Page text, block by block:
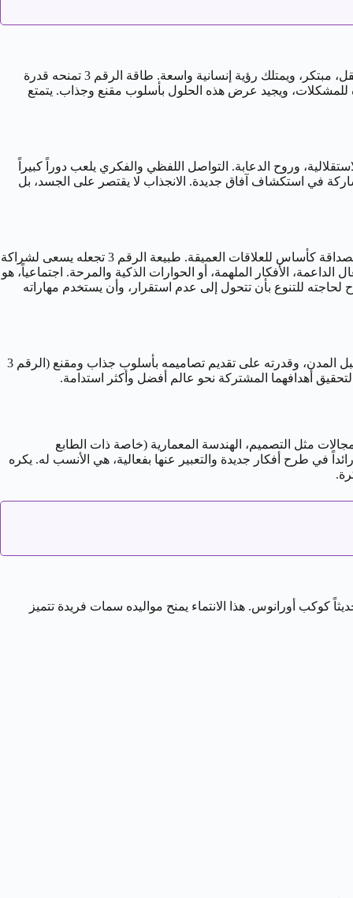
رجل 30 يناير هو شخصية تجمع بين عمق الفكر الدلوي، وجاذبية الرقم 3 الاجتماعية والتعبيرية، معززة بذكاء عطارد من عشريته. كدلو، هو مستقل، مبتكر، ويمتلك رؤية إنسانية واسعة. طاقة الرقم 3 تمنحه قدرة
للمشكلات، ويجيد عرض هذه الحلول بأسلوب مقنع وجذاب. يتمتع
والتجديد (الرقم 3). يقدر الشريكة التي تتمتع بالذكاء، الاستقلالية، وروح الدعابة. التواصل اللفظي والفكري يلعب دوراً كبيراً
في استكشاف آفاق جديدة. الانجذاب لا يقتصر على الجسد، بل
عاطفياً، رجل 30 يناير هو شريك ملهم ومخلص، ولكنه يحتاج إلى الشعور بالحرية الفكرية والتقدير لأصالته. كشخصية تحمل سمات الدلو، يقدر الصداقة كأساس للعلاقات العميقة. طبيعة الرقم 3 تجعله يسعى لشراكة
الأفكار الملهمة، أو الحوارات الذكية والمرحة. اجتماعياً، هو
لحاجته للتنوع بأن تتحول إلى عدم استقرار، وأن يستخدم مهاراته
“خالد”، المولود في 30 يناير، مهندس معماري ومصمم حضري يركز على المشاريع المستدامة والمجتمعية. أفكاره الدلوية المبتكرة حول مستقبل المدن، وقدرته على تقديم تصاميمه بأسلوب جذاب ومقنع (الرقم 3
أهدافهما المشتركة نحو عالم أفضل وأكثر استدامة.
تواصل عالية (عطارد والرقم 3)، وقدرة على التأثير في الآخرين. مجالات مثل التصميم، الهندسة المعمارية (خاصة ذات الطابع
في طرح أفكار جديدة والتعبير عنها بفعالية، هي الأنسب له. يكره
كوكب أورانوس. هذا الانتماء يمنح مواليده سمات فريدة تتميز